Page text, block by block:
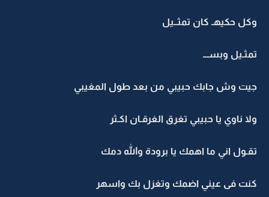
وكل حكيهـ كان تمثــيل
تمثـيل وبســـ
جيت وش جابك حبيبي من بعد طول المغيبي
ولا ناوي يا حبيبي تغرق الغرقـان اكـثر
تقـول اني ما اهمك يا برودة والله دمك
كنت فى عيني اضمك وتغزل بك واسهر